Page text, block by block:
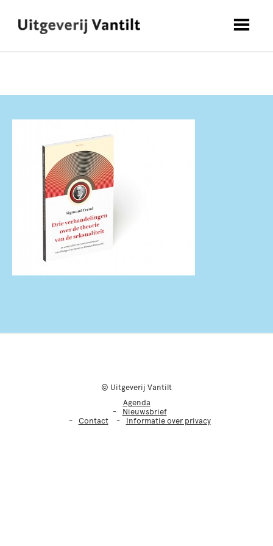
© Uitgeverij Vantilt
Agenda
Nieuwsbrief
Contact
Informatie over privacy